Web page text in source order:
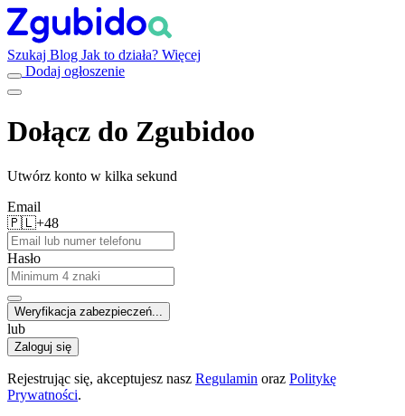
Szukaj Blog Jak to działa? Więcej
Dodaj ogłoszenie
Dołącz do Zgubidoo
Utwórz konto w kilka sekund
Email
🇵🇱+48
Hasło
Weryfikacja zabezpieczeń...
lub
Zaloguj się
Rejestrując się, akceptujesz nasz Regulamin oraz Politykę
Prywatności.